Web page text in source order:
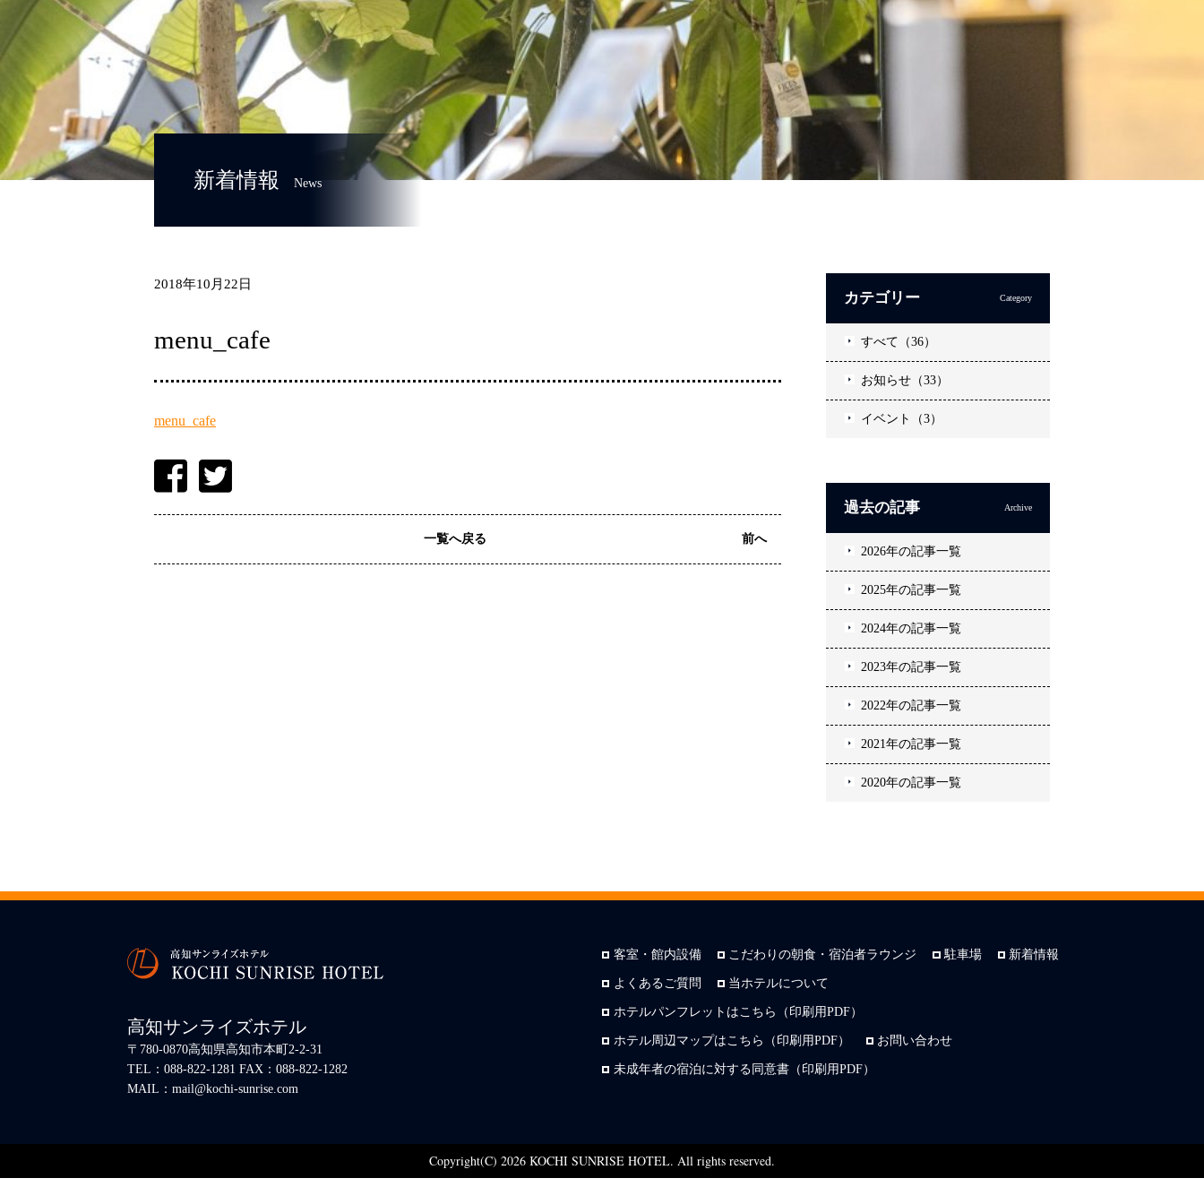
新着情報 News
2018年10月22日
menu_cafe
menu_cafe
一覧へ戻る 前へ
カテゴリー Category
すべて（36）
お知らせ（33）
イベント（3）
過去の記事 Archive
2026年の記事一覧
2025年の記事一覧
2024年の記事一覧
2023年の記事一覧
2022年の記事一覧
2021年の記事一覧
2020年の記事一覧
客室・館内設備 こだわりの朝食・宿泊者ラウンジ 駐車場 新着情報
よくあるご質問 当ホテルについて
ホテルパンフレットはこちら（印刷用PDF）
ホテル周辺マップはこちら（印刷用PDF） お問い合わせ
未成年者の宿泊に対する同意書（印刷用PDF）
高知サンライズホテル
〒780-0870高知県高知市本町2-2-31
TEL：088-822-1281 FAX：088-822-1282
MAIL：mail@kochi-sunrise.com
Copyright(C) 2026 KOCHI SUNRISE HOTEL. All rights reserved.